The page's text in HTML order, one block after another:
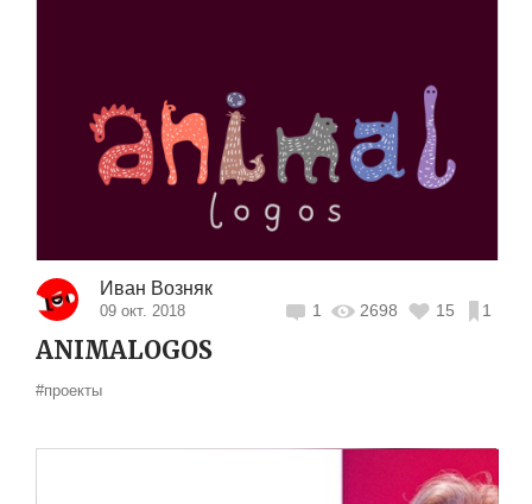
Иван Возняк
09 окт. 2018 1 2698 15 1
ANIMALOGOS
#проекты